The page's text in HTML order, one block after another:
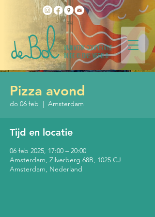
Pizza avond
do 06 feb
  |
Amsterdam
Tijd en locatie
06 feb 2025, 17:00 – 20:00
Amsterdam, Zilverberg 68B, 1025 CJ
Amsterdam, Nederland